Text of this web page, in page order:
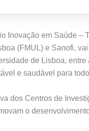
Inovação em Saúde
(FMUL) e Sanofi,
de Lisboa,
e saudável para
dos Centros de
o